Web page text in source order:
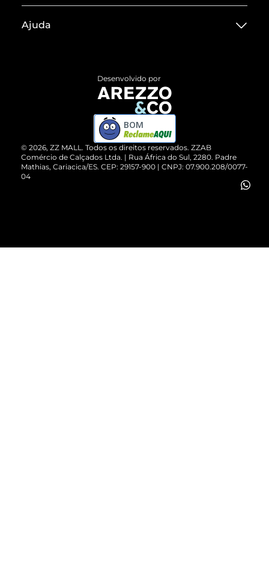
Termos de Uso
ZZ MALL é confiável
Cartão Presente
Vendas Corporativas
Ajuda
Devolução do Produto
Compre pelo WhatsApp
© 2026, ZZ MALL. Todos os direitos reservados. ZZAB
Comércio de Calçados Ltda. | Rua África do Sul, 2280. Padre
Mathias, Cariacica/ES. CEP: 29157-900 | CNPJ: 07.900.208/0077-
04
Desenvolvido por
BOM